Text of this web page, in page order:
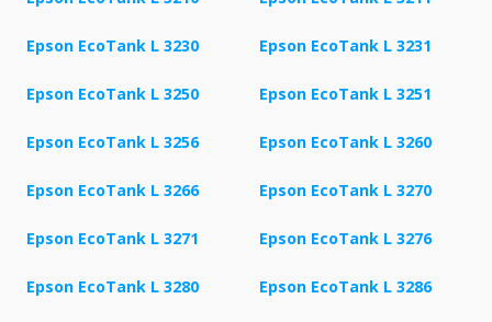
Epson EcoTank L 3230 Epson EcoTank L 3231
Epson EcoTank L 3250 Epson EcoTank L 3251
Epson EcoTank L 3256 Epson EcoTank L 3260
Epson EcoTank L 3266 Epson EcoTank L 3270
Epson EcoTank L 3271 Epson EcoTank L 3276
Epson EcoTank L 3280 Epson EcoTank L 3286